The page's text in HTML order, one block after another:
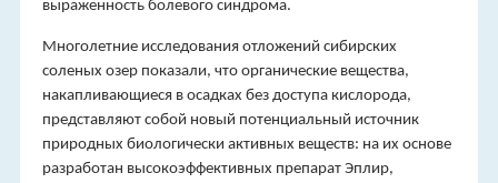
выраженность болевого синдрома.
Многолетние исследования отложений сибирских
соленых озер показали, что органические вещества,
накапливающиеся в осадках без доступа кислорода,
представляют собой новый потенциальный источник
природных биологически активных веществ: на их основе
разработан высокоэффективных препарат Эплир,